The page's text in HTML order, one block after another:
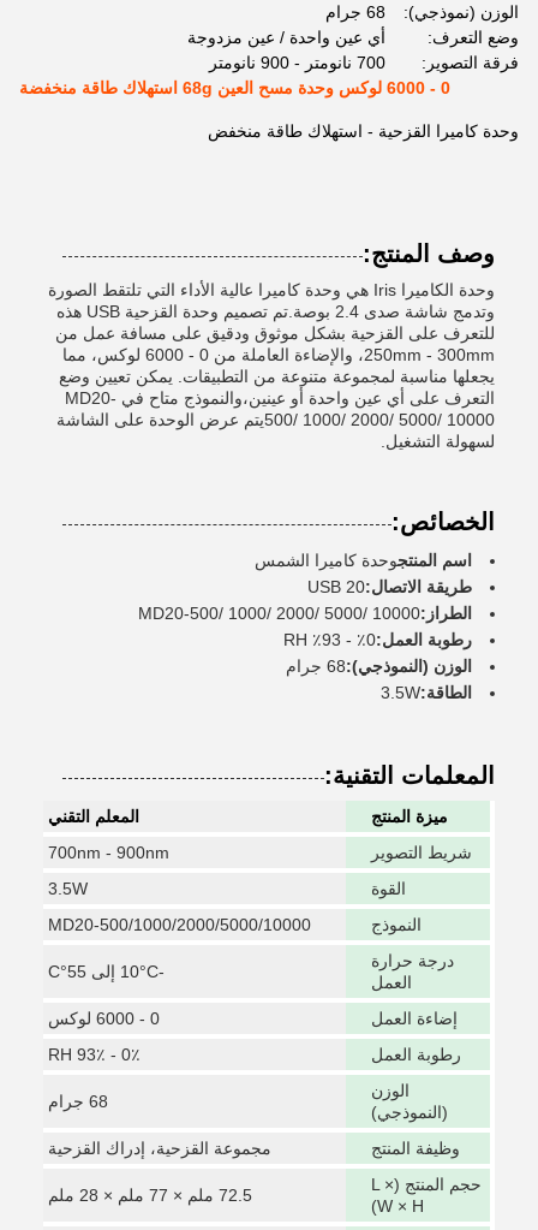
الوزن (نموذجي):
68 جرام
وضع التعرف:
أي عين واحدة / عين مزدوجة
فرقة التصوير:
700 نانومتر - 900 نانومتر
0 - 6000 لوكس وحدة مسح العين 68g استهلاك طاقة منخفضة
وحدة كاميرا القزحية - استهلاك طاقة منخفض
وصف المنتج:
وحدة الكاميرا Iris هي وحدة كاميرا عالية الأداء التي تلتقط الصورة
وتدمج شاشة صدى 2.4 بوصة.تم تصميم وحدة القزحية USB هذه
للتعرف على القزحية بشكل موثوق ودقيق على مسافة عمل من
250mm - 300mm، والإضاءة العاملة من 0 - 6000 لوكس، مما
يجعلها مناسبة لمجموعة متنوعة من التطبيقات. يمكن تعيين وضع
التعرف على أي عين واحدة أو عينين،والنموذج متاح في MD20-
500/ 1000/ 2000/ 5000/ 10000يتم عرض الوحدة على الشاشة
لسهولة التشغيل.
الخصائص:
اسم المنتجوحدة كاميرا الشمس
طريقة الاتصال:USB 20
الطراز:MD20-500/ 1000/ 2000/ 5000/ 10000
رطوبة العمل:0٪ - 93٪ RH
الوزن (النموذجي):68 جرام
الطاقة:3.5W
المعلمات التقنية:
ميزة المنتج
المعلم التقني
شريط التصوير
700nm - 900nm
القوة
3.5W
النموذج
MD20-500/1000/2000/5000/10000
درجة حرارة
العمل
-10°C إلى 55°C
إضاءة العمل
0 - 6000 لوكس
رطوبة العمل
0٪ - 93٪ RH
الوزن
(النموذجي)
68 جرام
وظيفة المنتج
مجموعة القزحية، إدراك القزحية
حجم المنتج (L ×
W × H)
72.5 ملم × 77 ملم × 28 ملم